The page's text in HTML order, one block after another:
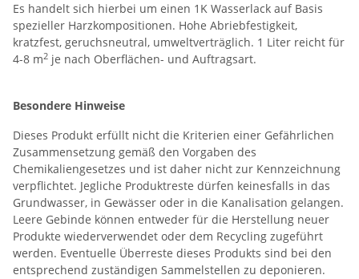
Es handelt sich hierbei um einen 1K Wasserlack auf Basis
spezieller Harzkompositionen. Hohe Abriebfestigkeit,
kratzfest, geruchsneutral, umweltverträglich. 1 Liter reicht für
4-8 m2 je nach Oberflächen- und Auftragsart.
Besondere Hinweise
Dieses Produkt erfüllt nicht die Kriterien einer Gefährlichen
Zusammensetzung gemäß den Vorgaben des
Chemikaliengesetzes und ist daher nicht zur Kennzeichnung
verpflichtet. Jegliche Produktreste dürfen keinesfalls in das
Grundwasser, in Gewässer oder in die Kanalisation gelangen.
Leere Gebinde können entweder für die Herstellung neuer
Produkte wiederverwendet oder dem Recycling zugeführt
werden. Eventuelle Überreste dieses Produkts sind bei den
entsprechend zuständigen Sammelstellen zu deponieren.